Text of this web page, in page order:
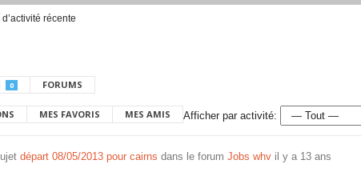
d’activité récente
0 FORUMS
MES FAVORIS MES AMIS Afficher par activité:
départ 08/05/2013 pour cairns dans le forum Jobs whv il y a 13 ans